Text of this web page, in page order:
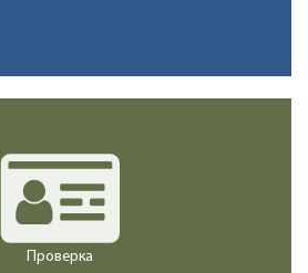
Проверка